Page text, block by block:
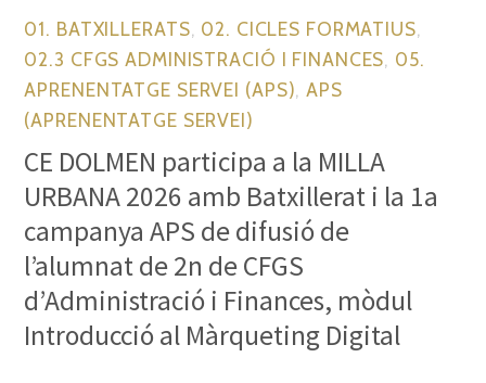
01. BATXILLERATS 02. CICLES FORMATIUS
02.3 CFGS ADMINISTRACIÓ I FINANCES 05.
APRENENTATGE SERVEI (APS) ,APS
(APRENENTATGE SERVEI)
CE DOLMEN participa a la MILLA
URBANA 2026 amb Batxillerat i la 1a
campanya APS de difusió de
l’alumnat de 2n de CFGS
d’Administració i Finances, mòdul
Introducció al Màrqueting Digital